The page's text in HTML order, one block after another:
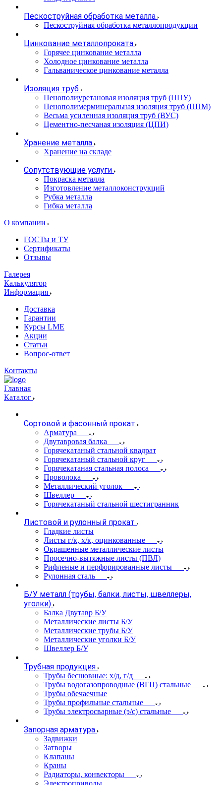
Пескоструйная обработка металла
Пескоструйная обработка металлопродукции
Цинкование металлопроката
Горячее цинкование металла
Холодное цинкование металла
Гальваническое цинкование металла
Изоляция труб
Пенополиуретановая изоляция труб (ППУ)
Пенополимерминеральная изоляция труб (ППМ)
Весьма усиленная изоляция труб (ВУС)
Цементно-песчаная изоляция (ЦПИ)
Хранение металла
Хранение на складе
Сопутствующие услуги
Покраска металла
Изготовление металлоконструкций
Рубка металла
Гибка металла
О компании
ГОСТы и ТУ
Сертификаты
Отзывы
Галерея
Калькулятор
Информация
Доставка
Гарантии
Курсы LME
Акции
Статьи
Вопрос-ответ
Контакты
Главная
Каталог
Сортовой и фасонный прокат
Арматура
Двутавровая балка
Горячекатаный стальной квадрат
Горячекатаный стальной круг
Горячекатаная стальная полоса
Проволока
Металлический уголок
Швеллер
Горячекатаный стальной шестигранник
Листовой и рулонный прокат
Гладкие листы
Листы г/к, х/к, оцинкованные
Окрашенные металлические листы
Просечно-вытяжные листы (ПВЛ)
Рифленые и перфорированные листы
Рулонная сталь
Б/У металл (трубы, балки, листы, швеллеры,
уголки)
Балка Двутавр Б/У
Металлические листы Б/У
Металлические трубы Б/У
Металлические уголки Б/У
Швеллер Б/У
Трубная продукция
Трубы бесшовные: х/д, г/д
Трубы водогазопроводные (ВГП) стальные
Трубы обечаечные
Трубы профильные стальные
Трубы электросварные (э/с) стальные
Запорная арматура
Задвижки
Затворы
Клапаны
Краны
Радиаторы, конвекторы
Электроприводы